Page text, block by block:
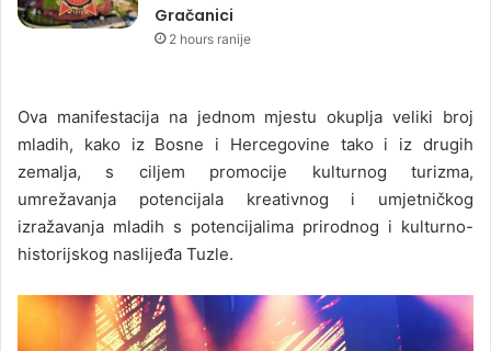
Gračanici
2 hours ranije
Ova manifestacija na jednom mjestu okuplja veliki broj
mladih, kako iz Bosne i Hercegovine tako i iz drugih
zemalja, s ciljem promocije kulturnog turizma,
umrežavanja potencijala kreativnog i umjetničkog
izražavanja mladih s potencijalima prirodnog i kulturno-
historijskog naslijeđa Tuzle.